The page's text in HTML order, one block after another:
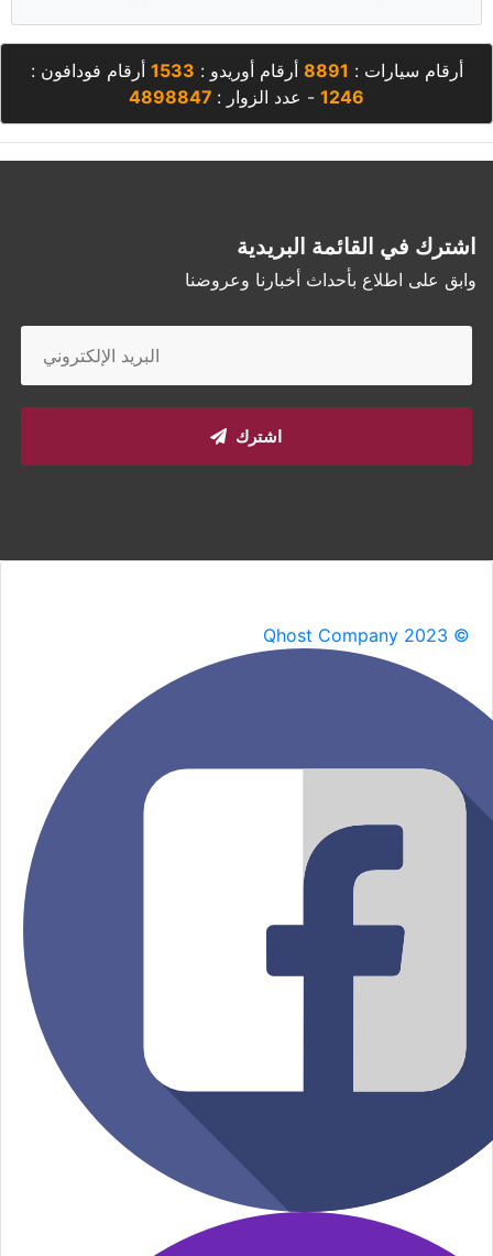
أرقام سيارات : 8891 أرقام أوريدو : 1533 أرقام فودافون :
1246 - عدد الزوار : 4898847
اشترك في القائمة البريدية
وابق على اطلاع بأحداث أخبارنا وعروضنا
اشترك
Qhost Company 2023 ©